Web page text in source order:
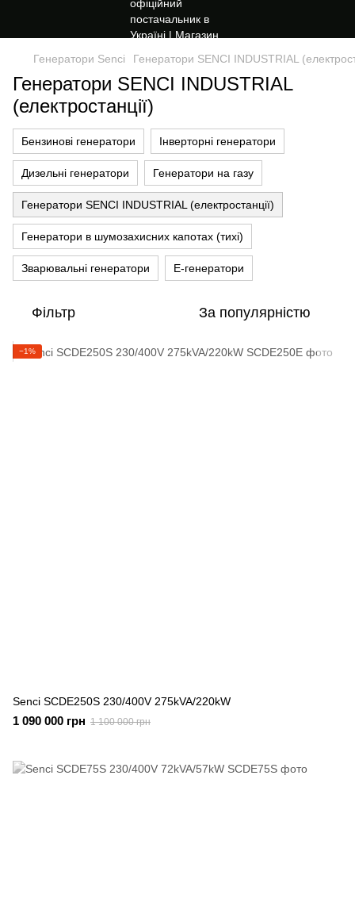
Генератори Senci Генератори SENCI INDUSTRIAL
Генератори SENCI INDUSTRIAL
(електростанції)
Бензинові генератори Інверторні генератори
Дизельні генератори Генератори на газу
Генератори SENCI INDUSTRIAL (електростанції)
Генератори в шумозахисних капотах (тихі)
Зварювальні генератори Е-генератори
Фільтр За популярністю
−1%
Senci SCDE250S 230/400V 275kVA/220kW
1 090 000 грн 1 100 000 грн